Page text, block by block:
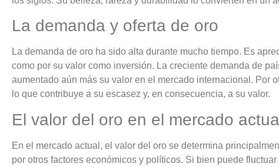
La demanda y oferta de oro
La demanda de oro ha sido alta durante mucho tiempo. Es
como por su valor como inversión. La creciente demanda de
aumentado aún más su valor en el mercado internacional. Por
lo que contribuye a su escasez y, en consecuencia, a su valor.
El valor del oro en el mercado
En el mercado actual, el valor del oro se determina
por otros factores económicos y políticos. Si bien puede